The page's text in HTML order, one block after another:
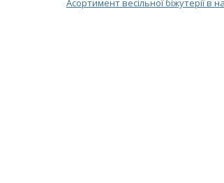
Асортимент весільної біжутерії